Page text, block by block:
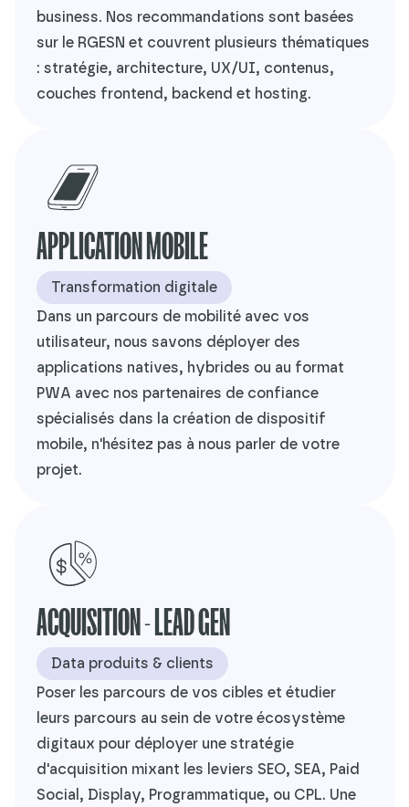
business. Nos recommandations sont basées
sur le RGESN et couvrent plusieurs thématiques
: stratégie, architecture, UX/UI, contenus,
couches frontend, backend et hosting.
APPLICATION MOBILE
Transformation digitale
Dans un parcours de mobilité avec vos
utilisateur, nous savons déployer des
applications natives, hybrides ou au format
PWA avec nos partenaires de confiance
spécialisés dans la création de dispositif
mobile, n'hésitez pas à nous parler de votre
projet.
ACQUISITION - LEAD GEN
Data produits & clients
Poser les parcours de vos cibles et étudier
leurs parcours au sein de votre écosystème
digitaux pour déployer une stratégie
d'acquisition mixant les leviers SEO, SEA, Paid
Social, Display, Programmatique, ou CPL. Une